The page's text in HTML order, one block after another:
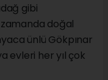
gibi
doğal
ünlü Gökpınar
evleri her yıl çok